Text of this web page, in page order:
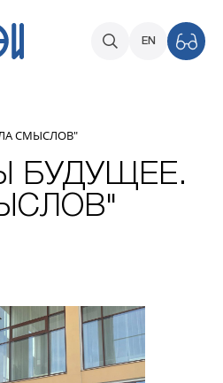
EN
СМЫСЛОВ"
БУДУЩЕЕ.